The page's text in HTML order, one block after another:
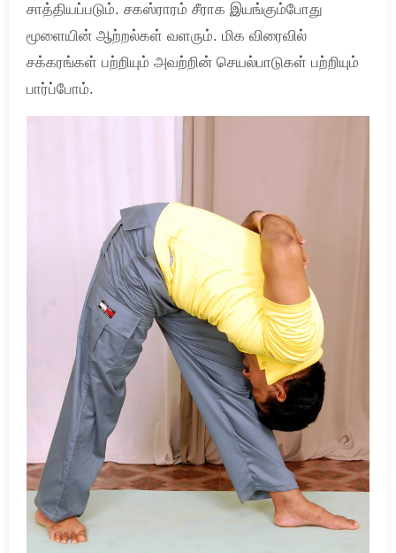
சாத்தியப்படும். சகஸ்ராரம் சீராக இயங்கும்போது
மூளையின் ஆற்றல்கள் வளரும். மிக விரைவில்
சக்கரங்கள் பற்றியும் அவற்றின் செயல்பாடுகள் பற்றியும்
பார்ப்போம்.